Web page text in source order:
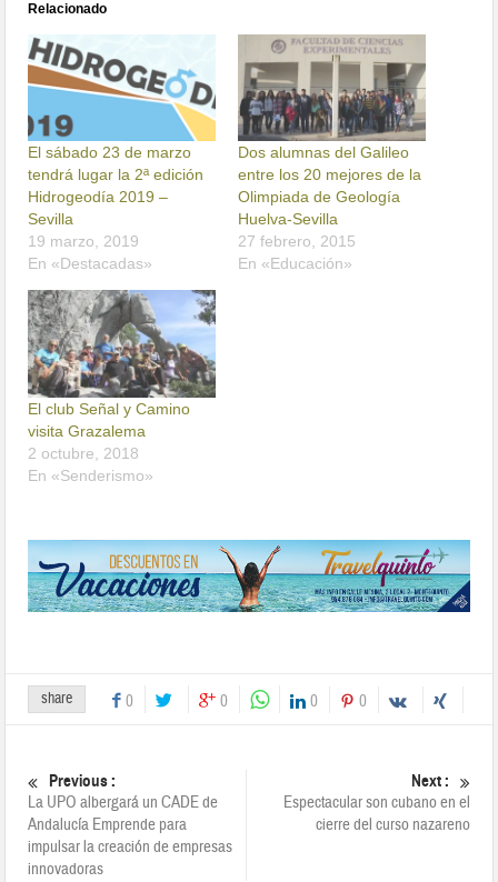
Relacionado
El sábado 23 de marzo
tendrá lugar la 2ª edición
Hidrogeodía 2019 –
Sevilla
19 marzo, 2019
En «Destacadas»
Dos alumnas del Galileo
entre los 20 mejores de la
Olimpiada de Geología
Huelva-Sevilla
27 febrero, 2015
En «Educación»
El club Señal y Camino
visita Grazalema
2 octubre, 2018
En «Senderismo»
share 0 0 0 0
Previous :
La UPO albergará un CADE de
Andalucía Emprende para
impulsar la creación de empresas
innovadoras
Next :
Espectacular son cubano en el
cierre del curso nazareno